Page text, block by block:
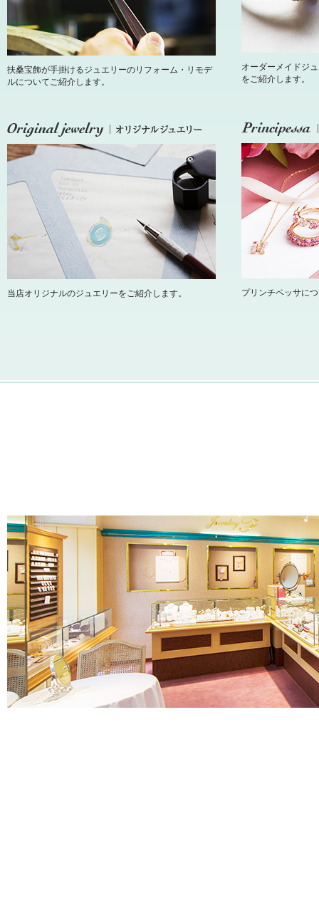
扶桑宝飾が手掛けるジュエリーのリフォーム・リモデ
ルについてご紹介します。
オーダーメイドジ
をご紹介します。
当店オリジナルのジュエリーをご紹介します。 プリンチペッサに